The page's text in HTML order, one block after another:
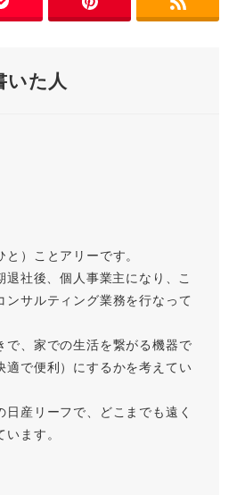
n
いた人
）ことアリーです。
社後、個人事業主になり、こ
ンサルティング業務を行なって
で、家での生活を繋がる機器で
適で便利）にするかを考えてい
日産リーフで、どこまでも遠く
ます。